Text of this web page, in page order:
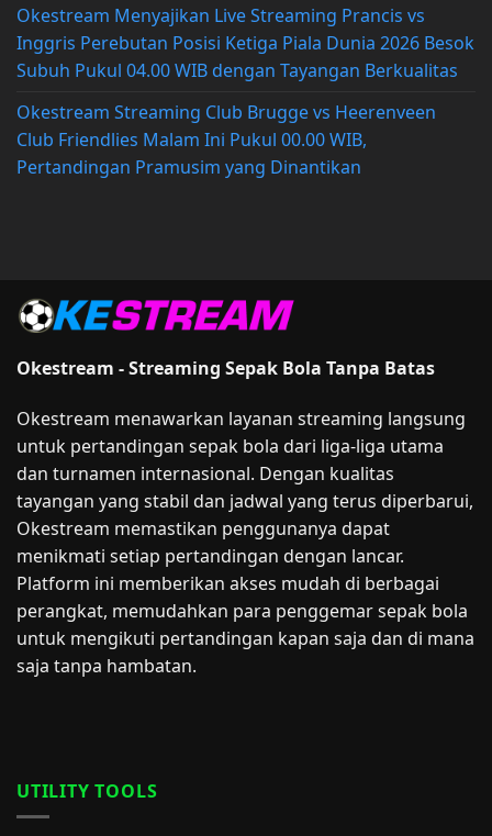
Okestream Menyajikan Live Streaming Prancis vs
Inggris Perebutan Posisi Ketiga Piala Dunia 2026 Besok
Subuh Pukul 04.00 WIB dengan Tayangan Berkualitas
Okestream Streaming Club Brugge vs Heerenveen
Club Friendlies Malam Ini Pukul 00.00 WIB,
Pertandingan Pramusim yang Dinantikan
Okestream - Streaming Sepak Bola Tanpa Batas
Okestream menawarkan layanan streaming langsung
untuk pertandingan sepak bola dari liga-liga utama
dan turnamen internasional. Dengan kualitas
tayangan yang stabil dan jadwal yang terus diperbarui,
Okestream memastikan penggunanya dapat
menikmati setiap pertandingan dengan lancar.
Platform ini memberikan akses mudah di berbagai
perangkat, memudahkan para penggemar sepak bola
untuk mengikuti pertandingan kapan saja dan di mana
saja tanpa hambatan.
UTILITY TOOLS